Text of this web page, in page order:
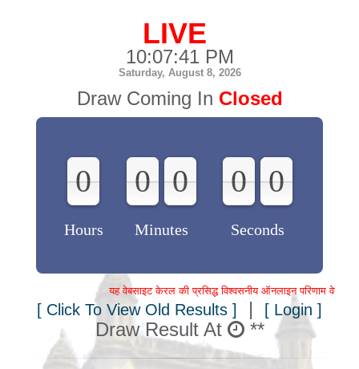
LIVE
10:07:41 PM
Saturday, August 8, 2026
Draw Coming In Closed
0
0
Hours
0
0 0
0
Minutes
0
0 0
0
Seconds
यह वेबसाइट केरल की प्रसिद्ध विश्वसनीय ऑनलाइन परिणाम
[ Click To View Old Results ] | [ Login ]
Draw Result At **